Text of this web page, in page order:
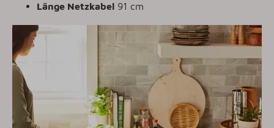
Länge Netzkabel 91 cm